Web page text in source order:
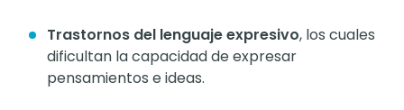
Trastornos del lenguaje expresivo, los cuales
dificultan la capacidad de expresar
pensamientos e ideas.